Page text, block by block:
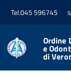
Tel.045 596745
Ordine
e
di